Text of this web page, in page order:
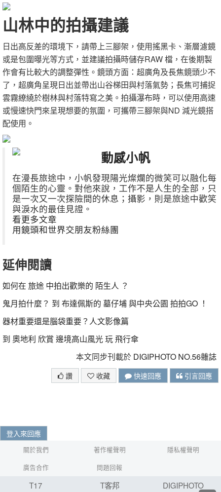
山林中的拍攝建議
日出高反差的環境下，請帶上三腳架，使用搖黑卡、漸層濾鏡
或是包圍曝光等方式，並建議拍攝時儲存RAW 檔，在後期製
作會有比較大的調整彈性。鏡頭方面：超廣角及長焦鏡頭少不
了，超廣角呈現日出並帶出山谷梯田與村落氣勢；長焦可捕捉
雲霧繚繞於樹林與村落特寫之美。拍攝瀑布時，可以使用高速
或慢速快門來呈現想要的氛圍，可攜帶三腳架與ND 減光鏡搭
配使用。
動感小帆
在漫長旅途中，小帆發現陽光燦爛的微笑可以融化每
個陌生的心靈。對他來說，工作不是人生的全部，只
是一次又一次探險間的休息；攝影，則是旅途中歡笑
與淚水的最佳見證。
看更多文章
用鏡頭和世界交朋友粉絲團
延伸閱讀
如何在 旅途 中拍出歡樂的 陌生人 ？
鬼月拍什麼？ 到 布達佩斯的 墓仔埔 與中央公園 拍拍GO ！
器材重要還是腦袋重要？人文影像篇
到 奧地利 欣賞 邊境高山風光 玩 飛行傘
本文同步刊載於 DIGIPHOTO NO.56雜誌
讚 收藏 快速回應 引言回應
登入來回應
關於我們 著作權聲明
隱私權聲明
廣告合作
問題回報
T17 T客邦 DIGIPHOTO